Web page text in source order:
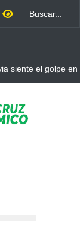
siente el golpe en